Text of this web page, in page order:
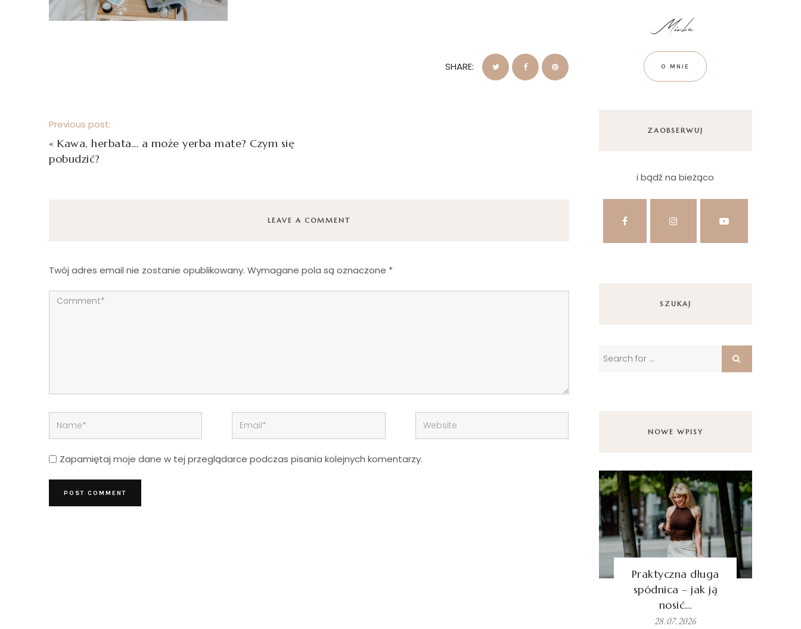
SHARE:
Previous post:
« Kawa, herbata… a może yerba mate? Czym się
pobudzić?
LEAVE A COMMENT
Twój adres email nie zostanie opublikowany. Wymagane pola są oznaczone *
Zapamiętaj moje dane w tej przeglądarce podczas pisania kolejnych komentarzy.
O MNIE
ZAOBSERWUJ
i bądź na bieżąco
SZUKAJ
NOWE WPISY
Praktyczna długa
spódnica – jak ją
nosić…
28.07.2026